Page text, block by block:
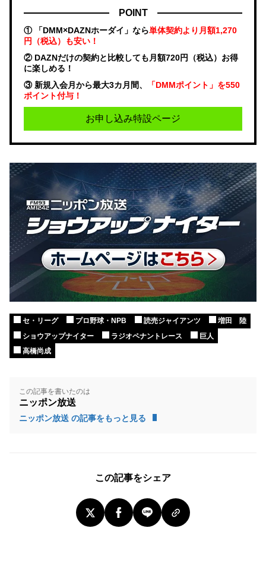
POINT
① 「DMM×DAZNホーダイ」なら単体契約より月額1,270
円（税込）も安い！
② DAZNだけの契約と比較しても月額720円（税込）お得
に楽しめる！
③ 新規入会月から最大3カ月間、
「DMMポイント」を550
ポイント付与！
お申し込み特設ページ
セ・リーグ プロ野球・NPB 読売ジャイアンツ
増田 陸
ショウアップナイター
ラジオペナントレース
巨人
高橋尚成
この記事を書いたのは
ニッポン放送
ニッポン放送 の記事をもっと見る
この記事をシェア